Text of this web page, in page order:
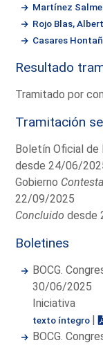
Martínez
Rojo Blas,
Casares
Resultado
Tramitado por
Tramitación
Boletín Oficial de
desde 24/06/
Gobierno
22/09/2025
Concluido desde
Boletines
BOCG.
30/06/2025
Iniciativa
texto íntegro |
BOCG.